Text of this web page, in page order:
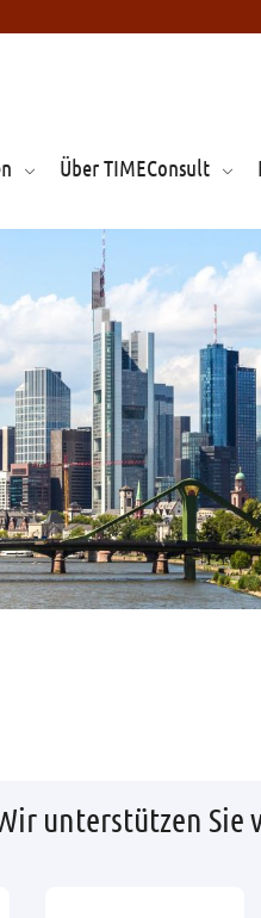
Über TIMEConsult
unterstützen